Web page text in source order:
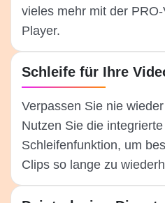
vieles mehr mit der
Player.
Schleife für Ihre
Verpassen Sie nie
Nutzen Sie die
Schleifenfunktion, um
Clips so lange zu